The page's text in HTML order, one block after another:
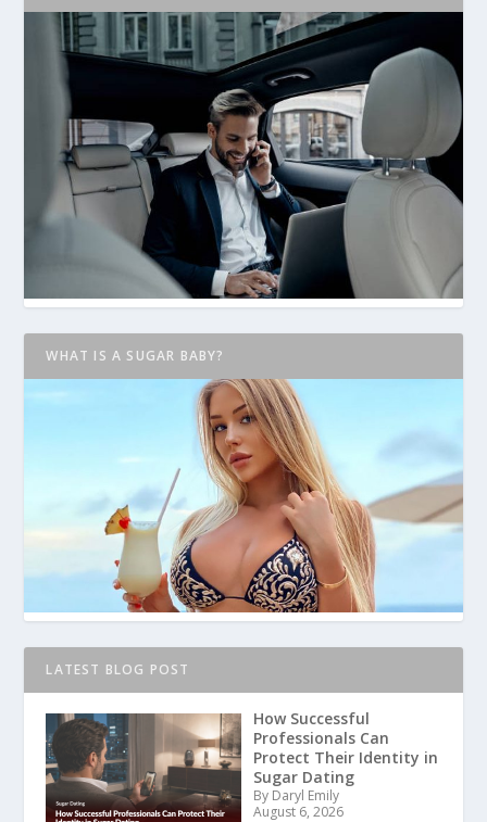
WHAT IS A SUGAR BABY?
LATEST BLOG POST
How Successful
Professionals Can
Protect Their Identity in
Sugar Dating
By Daryl Emily
August 6, 2026